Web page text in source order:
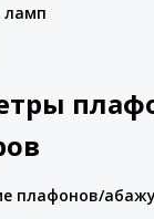
ламп
плафонов/